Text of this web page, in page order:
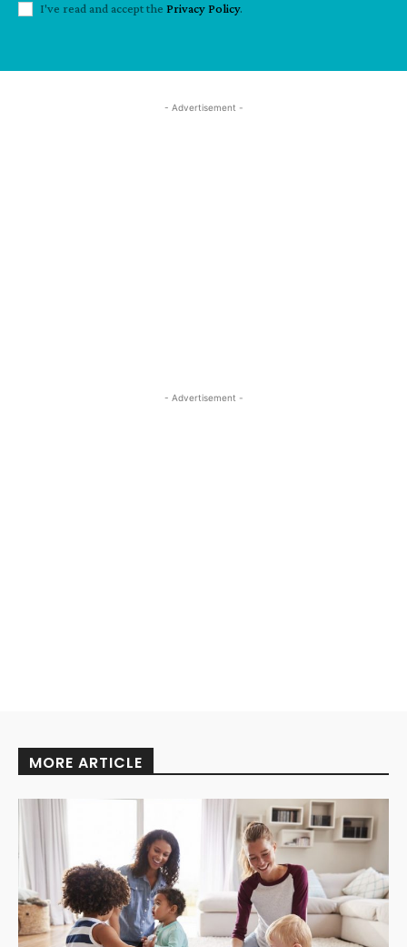
I've read and accept the Privacy Policy.
- Advertisement -
- Advertisement -
MORE ARTICLE